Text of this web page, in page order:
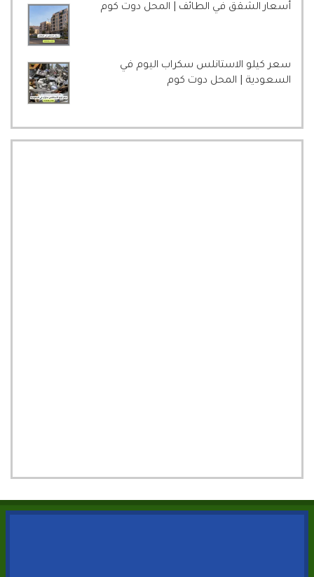
أسعار الشقق في الطائف | المحل دوت كوم
سعر كيلو الاستانلس سكراب اليوم في
السعودية | المحل دوت كوم